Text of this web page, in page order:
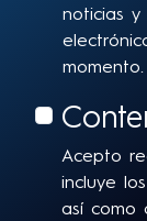
noticias
momento.
Acepto
incluye
así como